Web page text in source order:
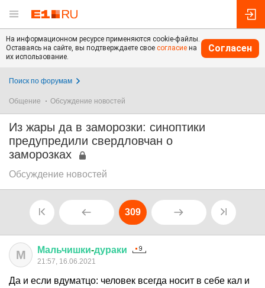
На информационном ресурсе применяются cookie-файлы.
Оставаясь на сайте, вы подтверждаете свое согласие на
их использование.
Согласен
Поиск по форумам
Общение Обсуждение новостей
Из жары да в заморозки: синоптики
предупредили свердловчан о
заморозках
Обсуждение новостей
309
М Мальчишки-дураки
21:57, 16.06.2021
Да и если вдуматцо: человек всегда носит в себе кал и